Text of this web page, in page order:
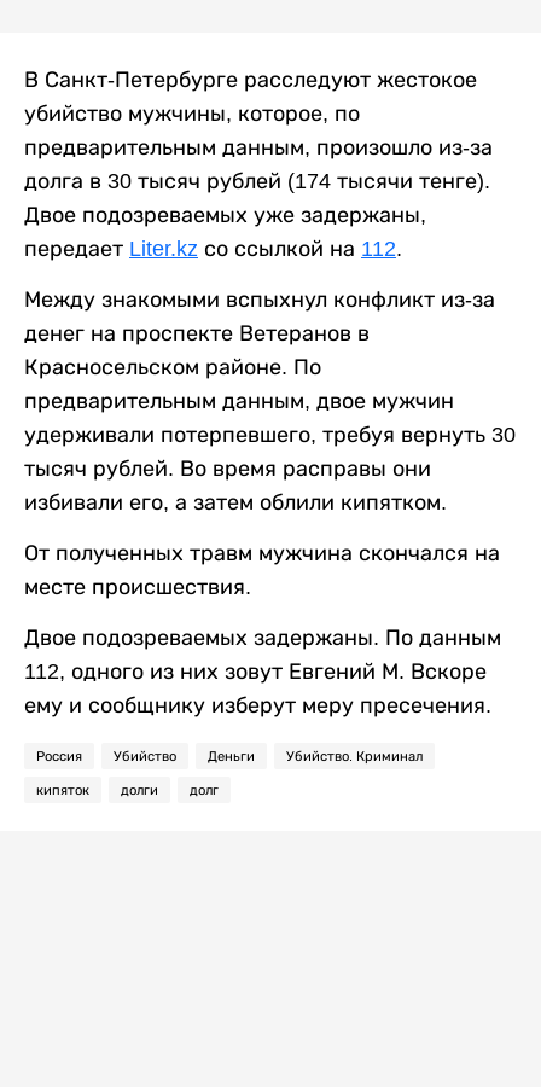
В Санкт-Петербурге расследуют жестокое
убийство мужчины, которое, по
предварительным данным, произошло из-за
долга в 30 тысяч рублей (174 тысячи тенге).
Двое подозреваемых уже задержаны,
передает Liter.kz со ссылкой на 112.
Между знакомыми вспыхнул конфликт из-за
денег на проспекте Ветеранов в
Красносельском районе. По
предварительным данным, двое мужчин
удерживали потерпевшего, требуя вернуть 30
тысяч рублей. Во время расправы они
избивали его, а затем облили кипятком.
От полученных травм мужчина скончался на
месте происшествия.
Двое подозреваемых задержаны. По данным
112, одного из них зовут Евгений М. Вскоре
ему и сообщнику изберут меру пресечения.
Россия Убийство Деньги Убийство. Криминал
кипяток долги долг